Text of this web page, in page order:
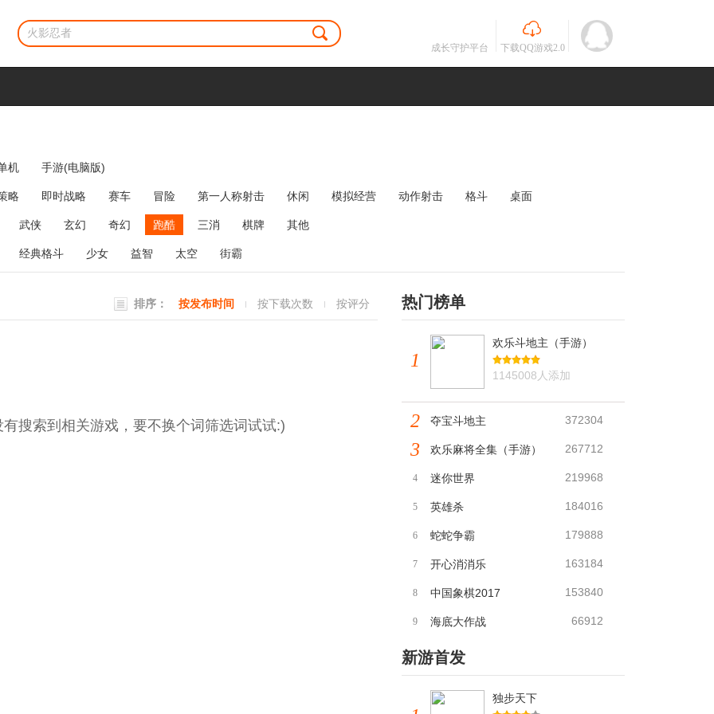
成长守护平台 下载QQ游戏2.0
机 手游(电脑版)
略 即时战略 赛车 冒险 第一人称射击 休闲 模拟经营 动作射击 格斗
桌面
牌类
麻将 网络游戏 弹幕射击 策略塔防
武侠 玄幻 奇幻 跑酷 三消 棋牌 其他
经典格斗 少女 益智 太空 街霸
排序： 按发布时间 按下载次数 按评分
搜索到相关游戏，要不换个词筛选词试试:)
热门榜单
1
欢乐斗地主（手游）
1145008人添加
2 夺宝斗地主 372304
3 欢乐麻将全集（手游） 267712
4 迷你世界 219968
5 英雄杀 184016
6 蛇蛇争霸 179888
7 开心消消乐 163184
8 中国象棋2017 153840
9 海底大作战 66912
新游首发
独步天下